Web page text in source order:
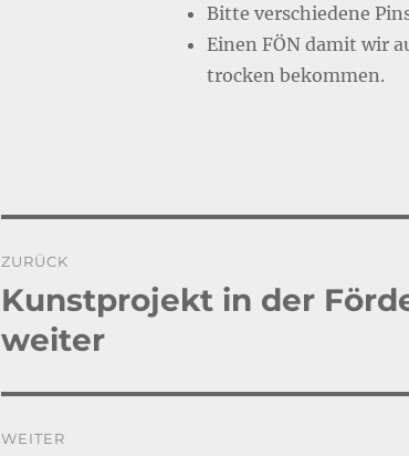
Bitte verschiedene
Einen FÖN damit wir
trocken bekommen.
ZURÜCK
Vorheriger
Beitrag:
Kunstprojekt in der
weiter
WEITER